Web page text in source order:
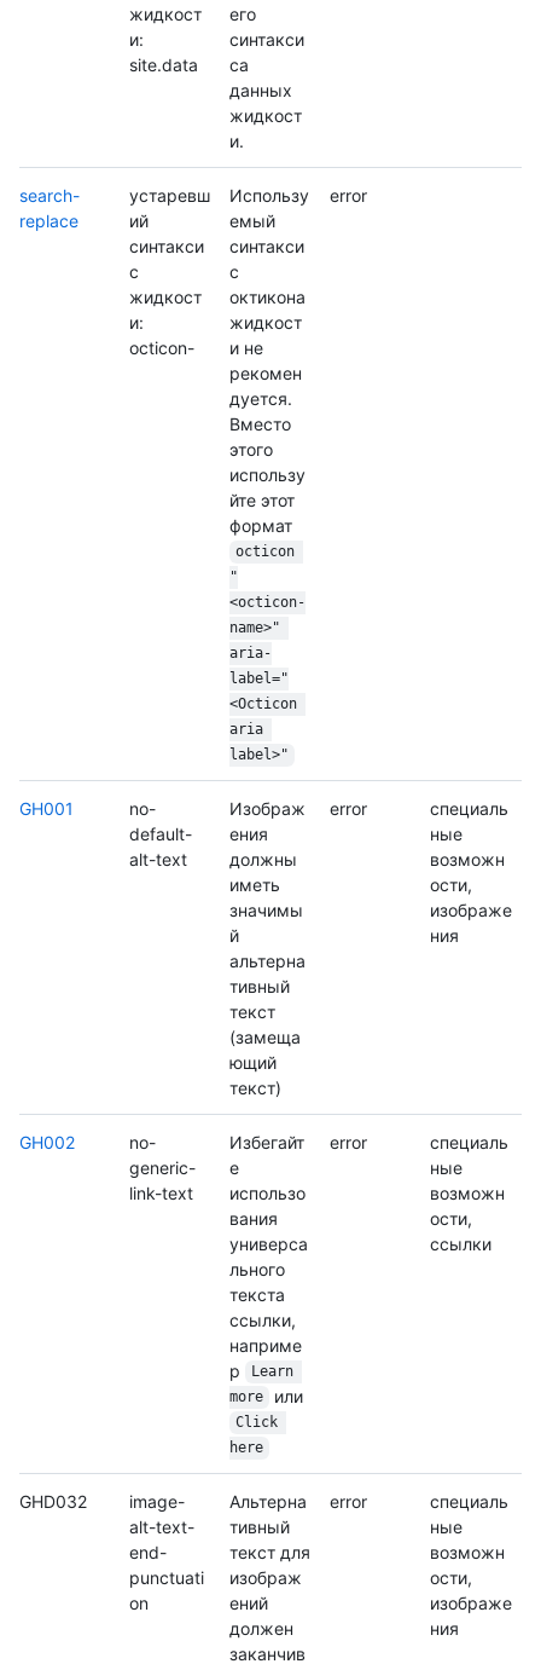
жидкост
и:
site.data
его
синтакси
са
данных
жидкост
и.
search-
replace
устаревш
ий
синтакси
с
жидкост
и:
octicon-
Использу
емый
синтакси
с
октикона
жидкост
и не
рекомен
дуется.
Вместо
этого
использу
йте этот
формат
octicon
"
<octicon-
name>"
aria-
label="
<Octicon
aria
label>"
error
GH001
no-
default-
alt-text
Изображ
ения
должны
иметь
значимы
й
альтерна
тивный
текст
(замеща
ющий
текст)
error
специаль
ные
возможн
ости,
изображе
ния
GH002
no-
generic-
link-text
Избегайт
е
использо
вания
универса
льного
текста
ссылки,
наприме
р
Learn
more
или
Click
here
error
специаль
ные
возможн
ости,
ссылки
GHD032
image-
alt-text-
end-
punctuati
on
Альтерна
тивный
текст для
изображ
ений
должен
заканчив
error
специаль
ные
возможн
ости,
изображе
ния